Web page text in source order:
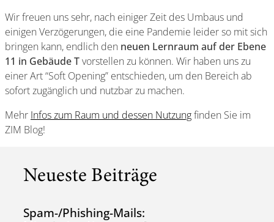
Wir freuen uns sehr, nach einiger Zeit des Umbaus und
einigen Verzögerungen, die eine Pandemie leider so mit sich
bringen kann, endlich den neuen Lernraum auf der Ebene
11 in Gebäude Tvorstellen zu können. Wir haben uns zu
einer Art “Soft Opening” entschieden, um den Bereich ab
sofort zugänglich und nutzbar zu machen.
Mehr Infos zum Raum und dessen Nutzungfinden Sie im
ZIM Blog!
Neueste Beiträge
Spam-/Phishing-Mails: